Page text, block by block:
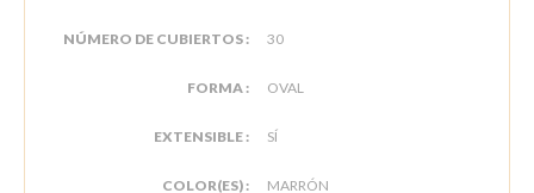
NÚMERO DE CUBIERTOS : 30
FORMA : OVAL
EXTENSIBLE : SÍ
COLOR(ES) : MARRÓN